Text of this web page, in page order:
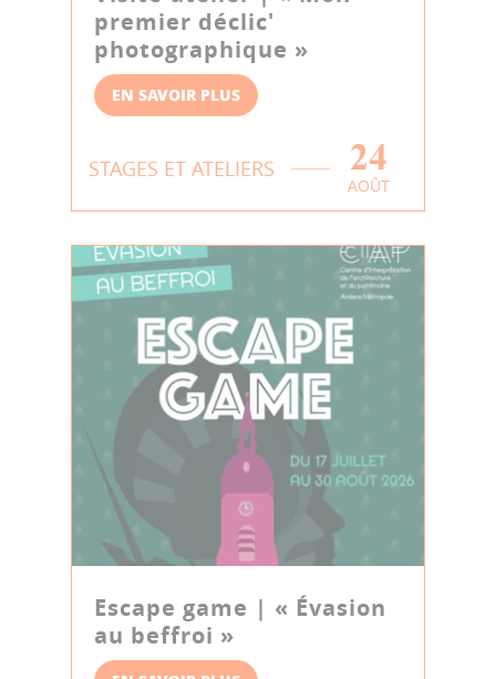
premier déclic'
photographique »
EN SAVOIR PLUS
STAGES ET ATELIERS 24
AOÛT
Escape game | « Évasion
au beffroi »